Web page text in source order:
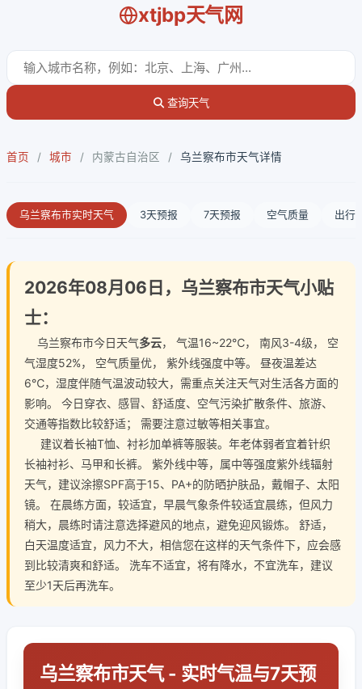
xtjbp天气网
查询天气
首页 / 城市 / 内蒙古自治区 / 乌兰察布市天气详情
乌兰察布市实时天气 3天预报 7天预报 空气质量 出行
2026年08月06日，乌兰察布市天气小贴
士：
乌兰察布市今日天气多云， 气温16~22℃， 南风3-4级， 空
气湿度52%， 空气质量优， 紫外线强度中等。 昼夜温差达
6℃，湿度伴随气温波动较大，需重点关注天气对生活各方面的
影响。 今日穿衣、感冒、舒适度、空气污染扩散条件、旅游、
交通等指数比较舒适； 需要注意过敏等相关事宜。
建议着长袖T恤、衬衫加单裤等服装。年老体弱者宜着针织
长袖衬衫、马甲和长裤。 紫外线中等，属中等强度紫外线辐射
天气，建议涂擦SPF高于15、PA+的防晒护肤品，戴帽子、太阳
镜。 在晨练方面，较适宜，早晨气象条件较适宜晨练，但风力
稍大，晨练时请注意选择避风的地点，避免迎风锻炼。 舒适，
白天温度适宜，风力不大，相信您在这样的天气条件下，应会感
到比较清爽和舒适。 洗车不适宜，将有降水，不宜洗车，建议
至少1天后再洗车。
乌兰察布市天气 - 实时气温与7天预